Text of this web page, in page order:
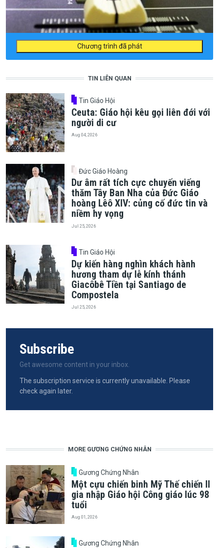
Chương trình đã phát
TIN LIÊN QUAN
Tin Giáo Hội
Ceuta: Giáo hội kêu gọi liên đới với
người di cư
Aug 04, 2026
Đức Giáo Hoàng
Dư âm rất tích cực chuyến viếng
thăm Tây Ban Nha của Đức Giáo
hoàng Lêô XIV: củng cố đức tin và
niềm hy vọng
Jul 25, 2026
Tin Giáo Hội
Dự kiến hàng nghìn khách hành
hương tham dự lễ kính thánh
Giacôbê Tiền tại Santiago de
Compostela
Jul 25, 2026
Subscribe
Get awesome content in your inbox.
The subscription service is currently unavailable. Please
check again later.
MORE GƯƠNG CHỨNG NHÂN
Gương Chứng Nhân
Một cựu chiến binh Mỹ Thế chiến II
gia nhập Giáo hội Công giáo lúc 98
tuổi
Aug 01, 2026
Gương Chứng Nhân